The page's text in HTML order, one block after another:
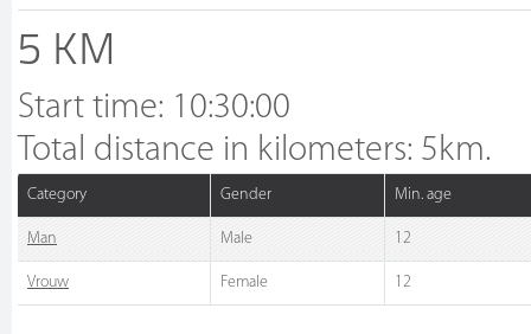
5 KM
Start time: 10:30:00
Total distance in kilometers: 5km.
Category Gender Min. age
Man Male 12
Vrouw Female 12